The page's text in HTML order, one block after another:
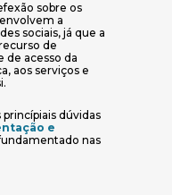
sobre os
a
sociais, já que a
de
de acesso da
aos serviços e
dúvidas
e
janela)
nas